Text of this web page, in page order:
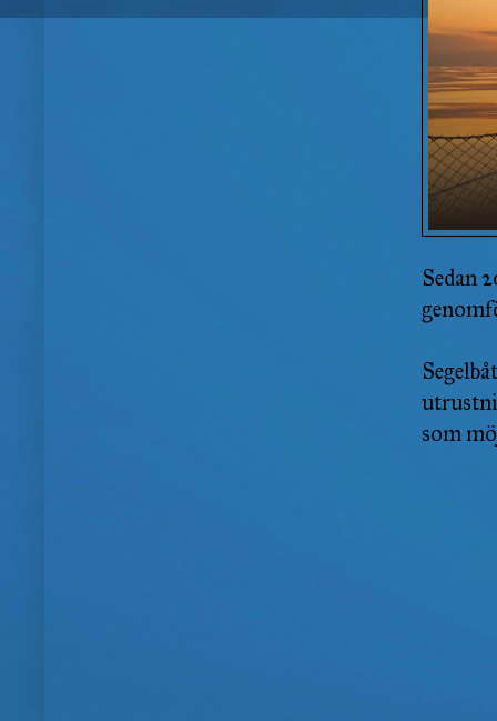
Sedan
som